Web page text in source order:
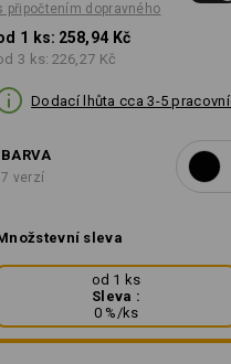
připočtením dopravného
1 ks: 258,94 Kč
3 ks: 226,27 Kč
Dodací lhůta cca 3-5
BARVA
7 verzí
sleva
od 1 ks
Sleva :
0 %/ks